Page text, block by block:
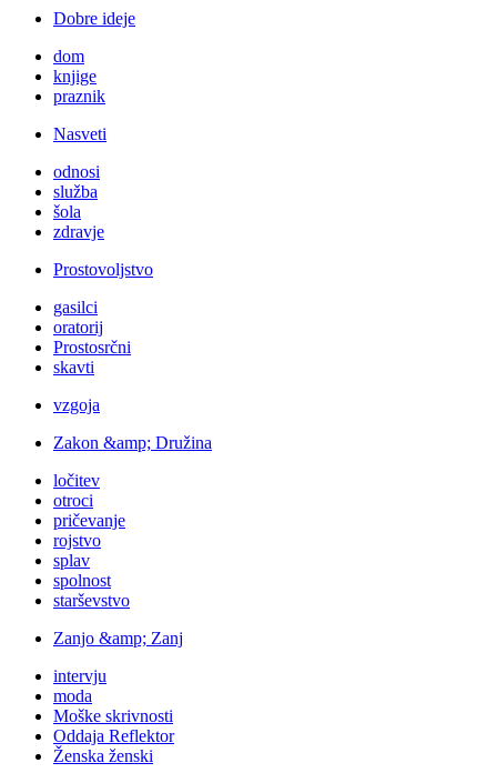
Dobre ideje
dom
knjige
praznik
Nasveti
odnosi
služba
šola
zdravje
Prostovoljstvo
gasilci
oratorij
Prostosrčni
skavti
vzgoja
Zakon &amp; Družina
ločitev
otroci
pričevanje
rojstvo
splav
spolnost
starševstvo
Zanjo &amp; Zanj
intervju
moda
Moške skrivnosti
Oddaja Reflektor
Ženska ženski